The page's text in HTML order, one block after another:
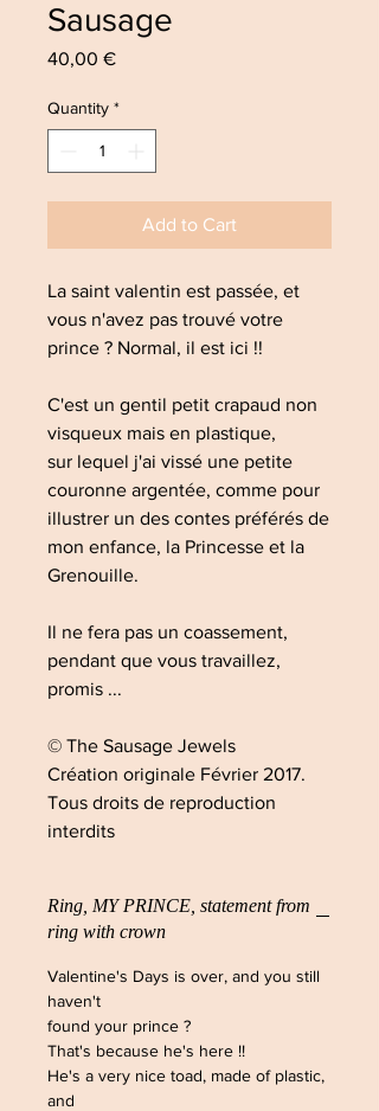
Sausage
40,00 €Price
Quantity *
Add to Cart
La saint valentin est passée, et
vous n'avez pas trouvé votre
prince ? Normal, il est ici !!
C'est un gentil petit crapaud non
visqueux mais en plastique,
sur lequel j'ai vissé une petite
couronne argentée, comme pour
illustrer un des contes préférés de
mon enfance, la Princesse et la
Grenouille.
Il ne fera pas un coassement,
pendant que vous travaillez,
promis ...
© The Sausage Jewels
Création originale Février 2017.
Tous droits de reproduction
interdits
Ring, MY PRINCE, statement from
ring with crown
Valentine's Days is over, and you still
haven't
found your prince ?
That's because he's here !!
He's a very nice toad, made of plastic,
and